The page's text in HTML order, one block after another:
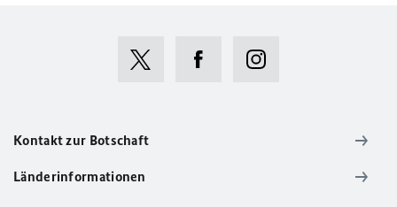
Kontakt zur Botschaft
Länderinformationen